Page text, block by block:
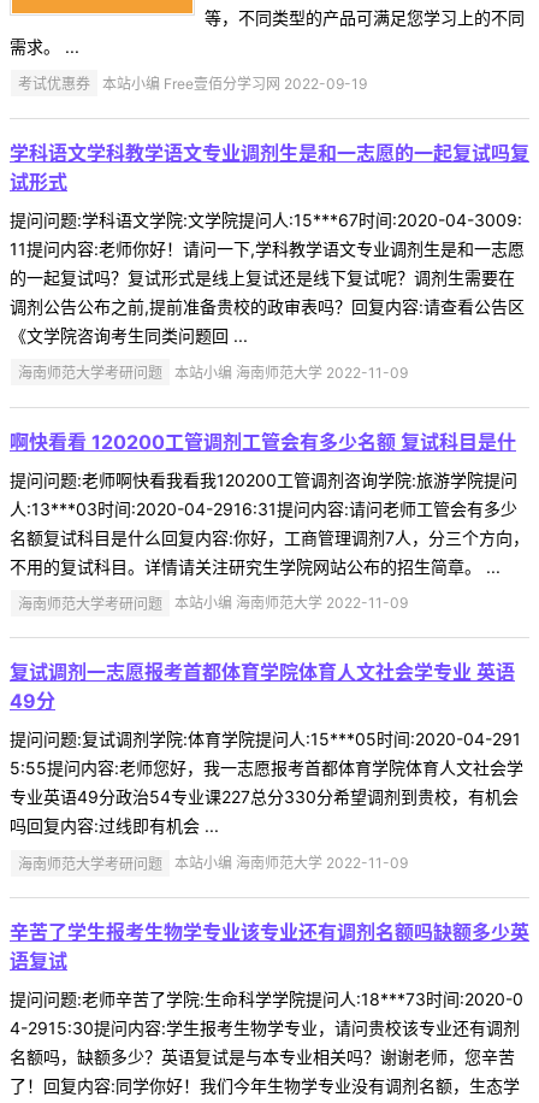
等，不同类型的产品可满足您学习上的不同
需求。 ...
考试优惠券 本站小编 Free壹佰分学习网 2022-09-19
学科语文学科教学语文专业调剂生是和一志愿的一起复试吗复
试形式
提问问题:学科语文学院:文学院提问人:15***67时间:2020-04-3009:
11提问内容:老师你好！请问一下,学科教学语文专业调剂生是和一志愿
的一起复试吗？复试形式是线上复试还是线下复试呢？调剂生需要在
调剂公告公布之前,提前准备贵校的政审表吗？回复内容:请查看公告区
《文学院咨询考生同类问题回 ...
海南师范大学考研问题 本站小编 海南师范大学 2022-11-09
啊快看看 120200工管调剂工管会有多少名额 复试科目是什
提问问题:老师啊快看我看我120200工管调剂咨询学院:旅游学院提问
人:13***03时间:2020-04-2916:31提问内容:请问老师工管会有多少
名额复试科目是什么回复内容:你好，工商管理调剂7人，分三个方向，
不用的复试科目。详情请关注研究生学院网站公布的招生简章。 ...
海南师范大学考研问题 本站小编 海南师范大学 2022-11-09
复试调剂一志愿报考首都体育学院体育人文社会学专业 英语
49分
提问问题:复试调剂学院:体育学院提问人:15***05时间:2020-04-291
5:55提问内容:老师您好，我一志愿报考首都体育学院体育人文社会学
专业英语49分政治54专业课227总分330分希望调剂到贵校，有机会
吗回复内容:过线即有机会 ...
海南师范大学考研问题 本站小编 海南师范大学 2022-11-09
辛苦了学生报考生物学专业该专业还有调剂名额吗缺额多少英
语复试
提问问题:老师辛苦了学院:生命科学学院提问人:18***73时间:2020-0
4-2915:30提问内容:学生报考生物学专业，请问贵校该专业还有调剂
名额吗，缺额多少？英语复试是与本专业相关吗？谢谢老师，您辛苦
了！回复内容:同学你好！我们今年生物学专业没有调剂名额，生态学